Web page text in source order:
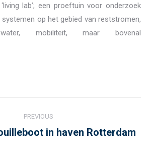
lab’; een proeftuin voor onderzoek
systemen op het gebied van reststromen,
water, mobiliteit, maar bovenal
PREVIOUS
Previous
in haven Rotterdam